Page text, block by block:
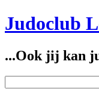
Judoclub
...Ook jij kan